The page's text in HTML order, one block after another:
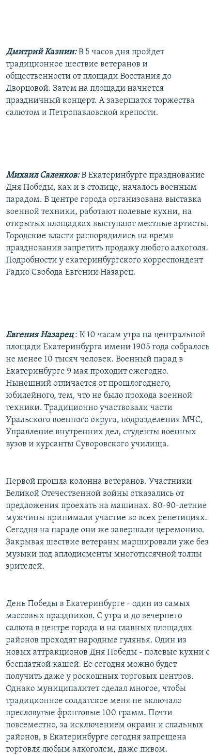
Дмитрий Казнин: В 5 часов дня пройдет
традиционное шествие ветеранов и
общественности от площади Восстания до
Дворцовой. Затем на площади начнется
праздничный концерт. А завершатся торжества
салютом и Петропавловской крепости.
Михаил Саленков: В Екатеринбурге празднование
Дня Победы, как и в столице, началось военным
парадом. В центре города организована выставка
военной техники, работают полевые кухни, на
открытых площадках выступают местные артисты.
Городские власти распорядились на время
празднования запретить продажу любого алкоголя.
Подробности у екатеринбургского корреспондент
Радио Свобода Евгении Назарец.
Евгения Назарец: К 10 часам утра на центральной
площади Екатеринбурга имени 1905 года собралось
не менее 10 тысяч человек. Военный парад в
Екатеринбурге 9 мая проходит ежегодно.
Нынешний отличается от прошлогоднего,
юбилейного, тем, что не было прохода военной
техники. Традиционно участвовали части
Уральского военного округа, подразделения МЧС,
Управление внутренних дел, студенты военных
вузов и курсанты Суворовского училища.
Первой прошла колонна ветеранов. Участники
Великой Отечественной войны отказались от
предложения проехать на машинах. 80-90-летние
мужчины принимали участие во всех репетициях.
Сегодня на параде они же завершали церемонию.
Закрывая шествие ветераны маршировали уже без
музыки под аплодисменты многотысячной толпы
зрителей.
День Победы в Екатеринбурге - один из самых
массовых праздников. С утра и до вечернего
салюта в центре города и на главных площадях
районов проходят народные гулянья. Один из
новых аттракционов Дня Победы - полевые кухни с
бесплатной кашей. Ее сегодня можно будет
получить даже у роскошных торговых центров.
Однако муниципалитет сделал многое, чтобы
традиционное солдатское меня не включало
пресловутые фронтовые 100 грамм. Почти
повсеместно, за исключением окраин и спальных
районов, в Екатеринбурге сегодня запрещена
торговля любым алкоголем, даже пивом.